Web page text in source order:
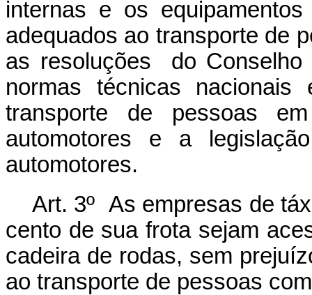
internas e os
adequados ao transporte de
as resoluções do Conselho
normas técnicas
transporte de pessoas
automotores e a
automotores.
Art. 3º As empresas de
cento de sua frota sejam
cadeira de rodas, sem
ao transporte de pessoas